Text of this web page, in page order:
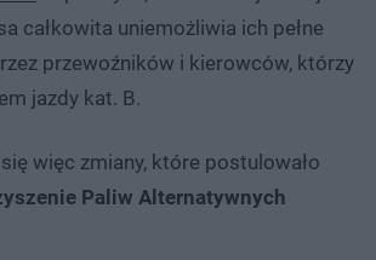
całkowita uniemożliwia ich pełne
przewoźników i kierowców, którzy
jazdy kat. B.
więc zmiany, które postulowało
Paliw Alternatywnych